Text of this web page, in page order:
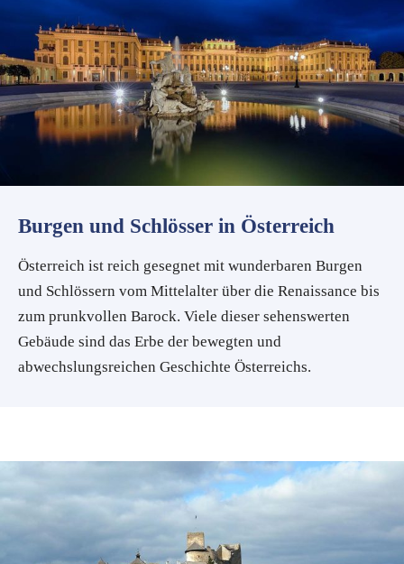
Burgen und Schlösser in Österreich
Österreich ist reich gesegnet mit wunderbaren Burgen
und Schlössern vom Mittelalter über die Renaissance bis
zum prunkvollen Barock. Viele dieser sehenswerten
Gebäude sind das Erbe der bewegten und
abwechslungsreichen Geschichte Österreichs.